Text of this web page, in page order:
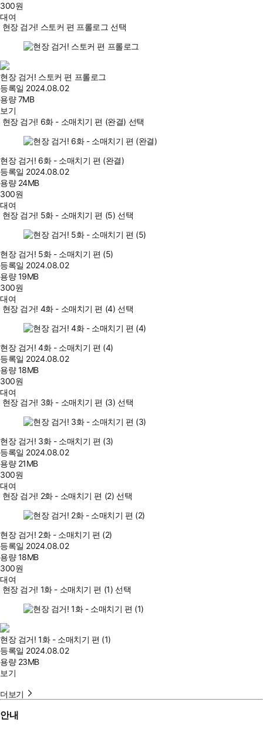
300원
대여
현장 검거! 스토커 편 프롤로그 선택
현장 검거! 스토커 편 프롤로그
등록일 2024.08.02
용량7MB
보기
현장 검거! 6화 - 소매치기 편 (완결) 선택
현장 검거! 6화 - 소매치기 편 (완결)
등록일 2024.08.02
용량 24MB
300원
대여
현장 검거! 5화 - 소매치기 편 (5) 선택
현장 검거! 5화 - 소매치기 편 (5)
등록일 2024.08.02
용량19MB
300원
대여
현장 검거! 4화 - 소매치기 편 (4) 선택
현장 검거! 4화 - 소매치기 편 (4)
등록일 2024.08.02
용량18MB
300원
대여
현장 검거! 3화 - 소매치기 편 (3) 선택
현장 검거! 3화 - 소매치기 편 (3)
등록일 2024.08.02
용량 21MB
300원
대여
현장 검거! 2화 - 소매치기 편 (2) 선택
현장 검거! 2화 - 소매치기 편 (2)
등록일 2024.08.02
용량18MB
300원
대여
현장 검거! 1화 - 소매치기 편 (1) 선택
현장 검거! 1화 - 소매치기 편 (1)
등록일 2024.08.02
용량 23MB
보기
더보기
안내